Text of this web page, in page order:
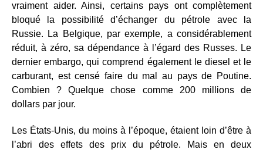
vraiment aider. Ainsi, certains pays ont complètement
bloqué la possibilité d’échanger du pétrole avec la
Russie. La Belgique, par exemple, a considérablement
réduit, à zéro, sa dépendance à l’égard des Russes. Le
dernier embargo, qui comprend également le diesel et le
carburant, est censé faire du mal au pays de Poutine.
Combien ? Quelque chose comme 200 millions de
dollars par jour.
Les États-Unis, du moins à l’époque, étaient loin d’être à
l’abri des effets des prix du pétrole. Mais en deux